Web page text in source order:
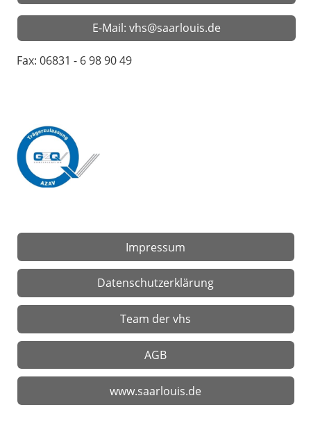
E-Mail: vhs@saarlouis.de
Fax: 06831 - 6 98 90 49
Impressum
Datenschutzerklärung
Team der vhs
AGB
www.saarlouis.de